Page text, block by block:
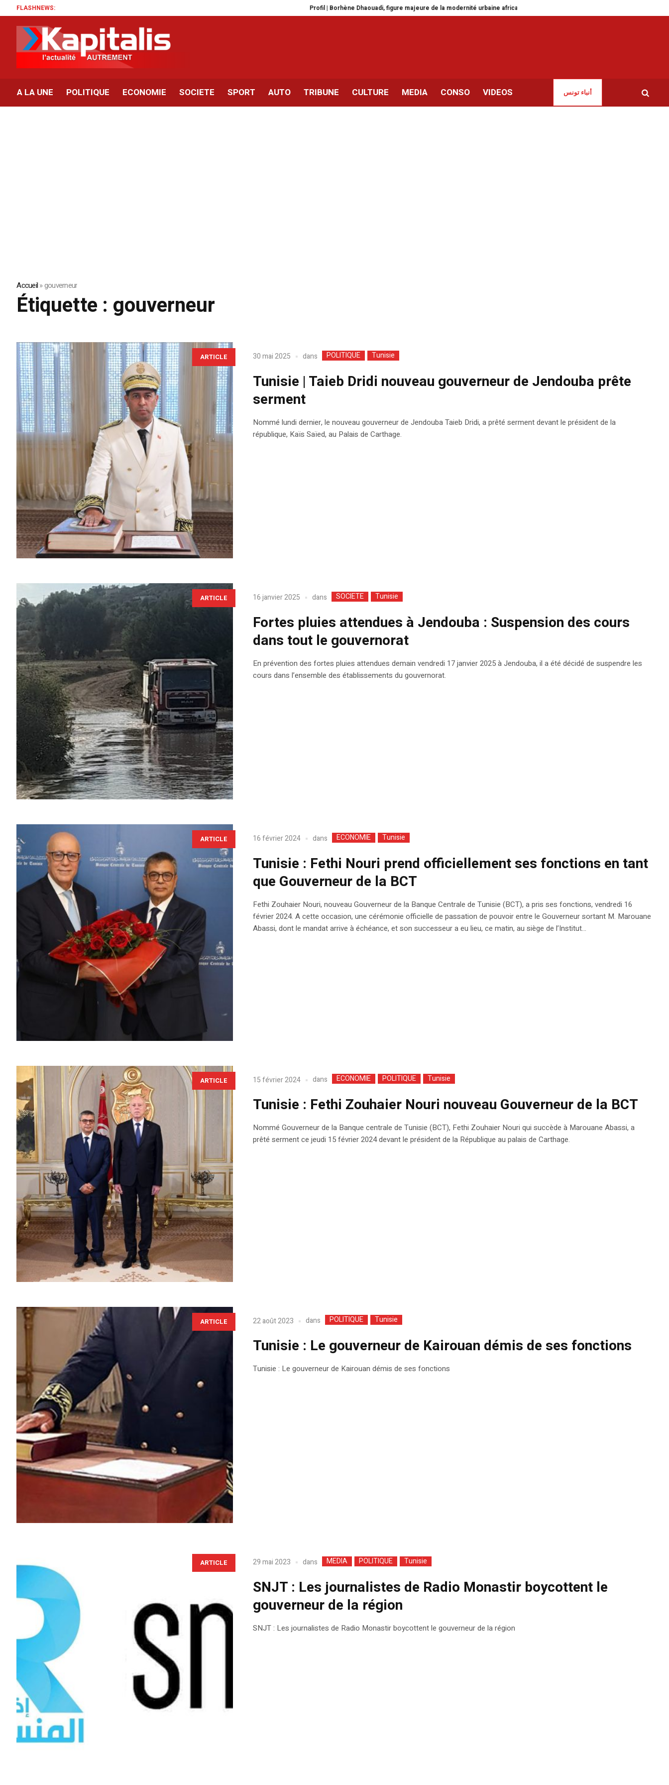
FLASHNEWS: Profil | Borhène Dhaouadi, figure majeure de la modernité urbaine africaine OMCT Tunisie annonce la suspension de ses activités pour
A LA UNE POLITIQUE ECONOMIE SOCIETE SPORT AUTO TRIBUNE CULTURE MEDIA CONSO VIDEOS أنباء تونس
Accueil»gouverneur
Étiquette : gouverneur
ARTICLE 30 mai 2025 dans POLITIQUE Tunisie
Tunisie | Taieb Dridi nouveau gouverneur de Jendouba prête
serment
Nommé lundi dernier, le nouveau gouverneur de Jendouba Taieb Dridi, a prêté serment devant le président de la
république, Kaïs Saïed, au Palais de Carthage.
ARTICLE 16 janvier 2025 dans SOCIETE Tunisie
Fortes pluies attendues à Jendouba : Suspension des cours
dans tout le gouvernorat
En prévention des fortes pluies attendues demain vendredi 17 janvier 2025 à Jendouba, il a été décidé de suspendre les
cours dans l’ensemble des établissements du gouvernorat.
ARTICLE 16 février 2024 dans ECONOMIE Tunisie
Tunisie : Fethi Nouri prend officiellement ses fonctions en tant
que Gouverneur de la BCT
Fethi Zouhaier Nouri, nouveau Gouverneur de la Banque Centrale de Tunisie (BCT), a pris ses fonctions, vendredi 16
février 2024. A cette occasion, une cérémonie officielle de passation de pouvoir entre le Gouverneur sortant M. Marouane
Abassi, dont le mandat arrive à échéance, et son successeur a eu lieu, ce matin, au siège de l’Institut...
ARTICLE 15 février 2024 dans ECONOMIE POLITIQUE Tunisie
Tunisie : Fethi Zouhaier Nouri nouveau Gouverneur de la BCT
Nommé Gouverneur de la Banque centrale de Tunisie (BCT), Fethi Zouhaier Nouri qui succède à Marouane Abassi, a
prêté serment ce jeudi 15 février 2024 devant le président de la République au palais de Carthage.
ARTICLE 22 août 2023 dans POLITIQUE Tunisie
Tunisie : Le gouverneur de Kairouan démis de ses fonctions
Tunisie : Le gouverneur de Kairouan démis de ses fonctions
ARTICLE 29 mai 2023 dans MEDIA POLITIQUE Tunisie
SNJT : Les journalistes de Radio Monastir boycottent le
gouverneur de la région
SNJT : Les journalistes de Radio Monastir boycottent le gouverneur de la région